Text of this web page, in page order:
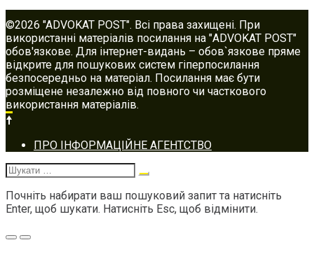
©2026 "ADVOKAT POST". Всі права захищені. При
використанні матеріалів посилання на "ADVOKAT POST"
обов'язкове. Для інтернет-видань – обов`язкове пряме
відкрите для пошукових систем гіперпосилання
безпосередньо на матеріал. Посилання має бути
розміщене незалежно від повного чи часткового
використання матеріалів.
Footer
navigation
ПРО ІНФОРМАЦІЙНЕ АГЕНТСТВО
Шукати:
Почніть набирати ваш пошуковий запит та натисніть
Enter, щоб шукати. Натисніть Esc, щоб відмінити.
Меню